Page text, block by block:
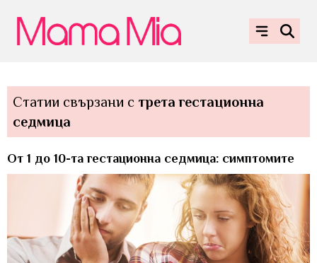
Статии свързани с трета гестационна
седмица
От 1 до 10-та гестационна седмица: симптомите